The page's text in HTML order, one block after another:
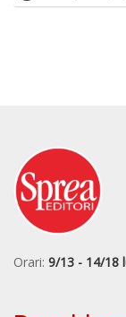
Orari: 9/13 - 14/18